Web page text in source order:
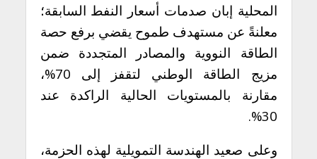
المحلية إبان صدمات أسعار النفط السابقة؛
معلنةً عن مستهدف طموح يقضي برفع حصة
الطاقة النووية والمصادر المتجددة ضمن
مزيج الطاقة الوطني لتقفز إلى 70%،
مقارنة بالمستويات الحالية الراكدة عند
30%.
وعلى صعيد الهندسة التمويلية لهذه الحزمة،